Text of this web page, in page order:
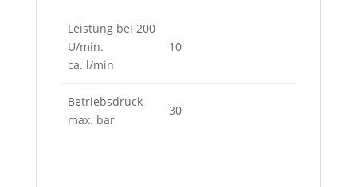
Leistung bei 200
U/min.
ca. l/min
10
Betriebsdruck
max. bar
30